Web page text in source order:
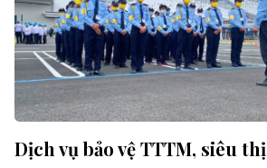
Dịch vụ bảo vệ TTTM, siêu thị